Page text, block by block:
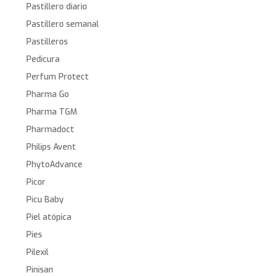
Pastillero diario
Pastillero semanal
Pastilleros
Pedicura
Perfum Protect
Pharma Go
Pharma TGM
Pharmadoct
Philips Avent
PhytoAdvance
Picor
Picu Baby
Piel atópica
Pies
Pilexil
Pinisan